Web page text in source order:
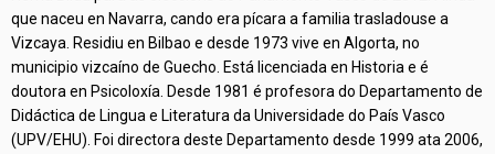
que naceu en Navarra, cando era pícara a familia trasladouse a
Vizcaya. Residiu en Bilbao e desde 1973 vive en Algorta, no
municipio vizcaíno de Guecho. Está licenciada en Historia e é
doutora en Psicoloxía. Desde 1981 é profesora do Departamento de
Didáctica de Lingua e Literatura da Universidade do País Vasco
(UPV/EHU). Foi directora deste Departamento desde 1999 ata 2006,